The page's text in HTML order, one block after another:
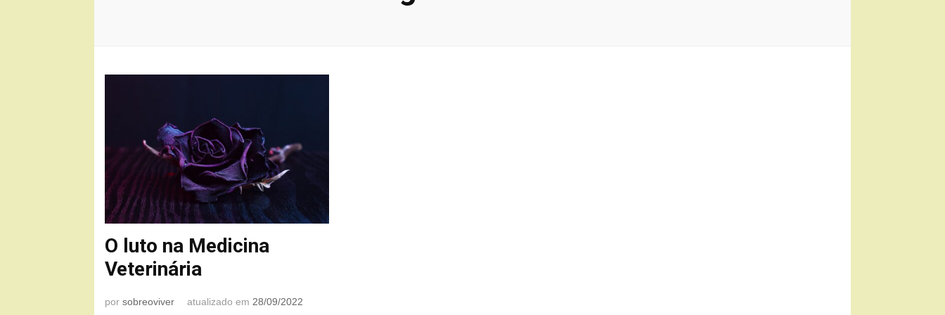
O luto na Medicina
Veterinária
porsobreoviver atualizado em28/09/2022